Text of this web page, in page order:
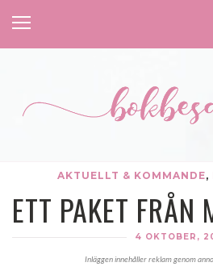
AKTUELLT & KOMMANDE,
ETT PAKET FRÅN
4 OKTOBER,
Inläggen innehåller reklam genom